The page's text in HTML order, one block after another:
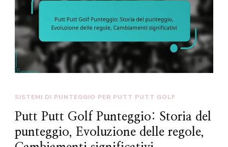
SISTEMI DI PUNTEGGIO PER PUTT PUTT GOLF
Putt Putt Golf Punteggio: Storia del
punteggio, Evoluzione delle regole,